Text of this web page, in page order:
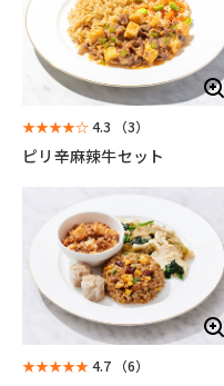
★★★★☆4.3 （3）
ピリ辛麻辣牛セット
★★★★★4.7 （6）